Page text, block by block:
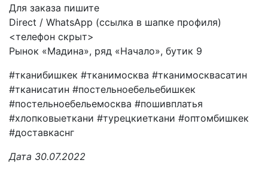
Для заказа пишите
Direct / WhatsApp (ссылка в шапке профиля)
<телефон скрыт>
Рынок «Мадина», ряд «Начало», бутик 9
#тканибишкек #тканимосква #тканимосквасатин
#тканисатин #постельноебельебишкек
#постельноебельемосква #пошивплатья
#хлопковыеткани #турецкиеткани #оптомбишкек
#доставкаснг
Дата 30.07.2022